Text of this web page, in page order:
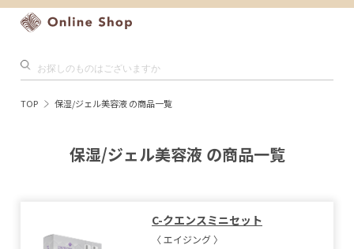
TOP 保湿/ジェル美容液 の商品一覧
保湿/ジェル美容液 の商品一覧
C-クエンスミニセット
〈 エイジング 〉